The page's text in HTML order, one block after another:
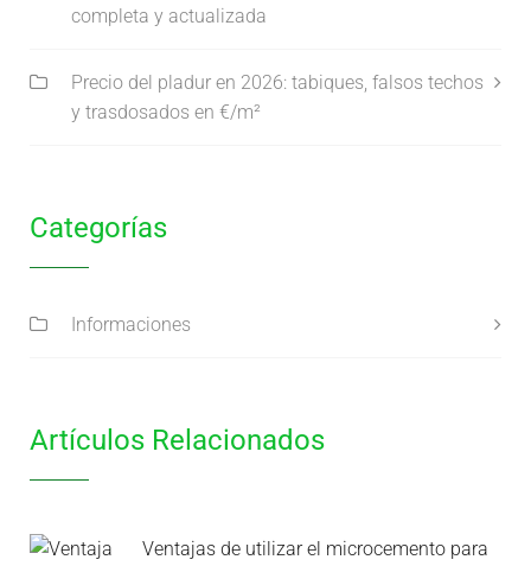
completa y actualizada
Precio del pladur en 2026: tabiques, falsos techos
y trasdosados en €/m²
Categorías
Informaciones
Artículos Relacionados
Ventajas de utilizar el microcemento para